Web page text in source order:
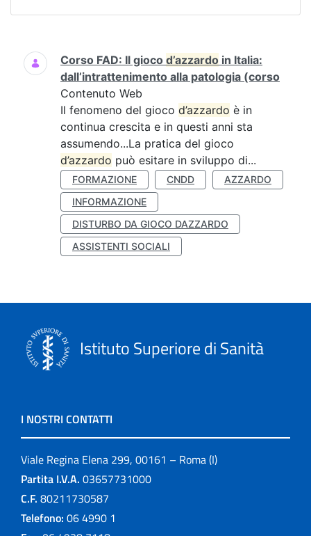
Ricerca
Corso FAD: Il gioco d’azzardo in Italia:
dall’intrattenimento alla patologia (corso
Contenuto Web
Il fenomeno del gioco d’azzardo è in
continua crescita e in questi anni sta
assumendo...La pratica del gioco
d’azzardo può esitare in sviluppo di...
FORMAZIONE CNDD
AZZARDO
INFORMAZIONE
DISTURBO DA GIOCO DAZZARDO
ASSISTENTI SOCIALI
Istituto Superiore di Sanità
I NOSTRI CONTATTI
Viale Regina Elena 299, 00161 – Roma (I)
Partita I.V.A. 03657731000
C.F. 80211730587
Telefono: 06 4990 1